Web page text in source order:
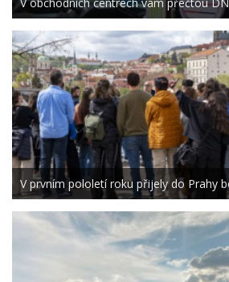
V obchodních centrech vám přečtou
V prvním pololetí roku přijely do Prahy